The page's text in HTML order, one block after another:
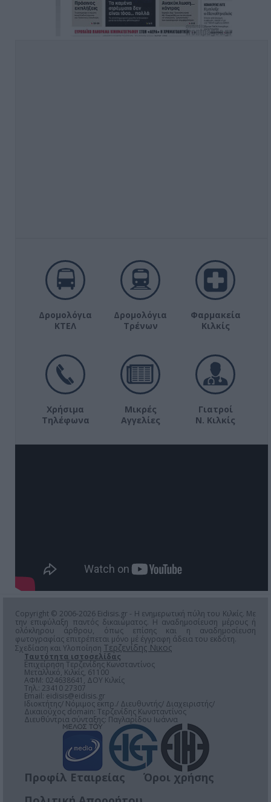
Δρομολόγια
ΚΤΕΛ
Δρομολόγια
Τρένων
Φαρμακεία
Κιλκίς
Χρήσιμα
Τηλέφωνα
Μικρές
Αγγελίες
Γιατροί
Ν. Κιλκίς
Copyright © 2006-2026 Eidisis.gr - Η ενημερωτική πύλη του Κιλκίς. Με
την επιφύλαξη παντός δικαιώματος. Η αναδημοσίευση μέρους ή
ολόκληρου άρθρου, όπως επίσης και η αναδημοσίευση
φωτογραφίας επιτρέπεται μόνο μέ έγγραφη άδεια του εκδότη.
Σχεδίαση και Υλοποίηση Τερζενίδης Νικος
Ταυτότητα ιστοσελίδας
Επιχείρηση Τερζενίδης Κωνσταντίνος
Μεταλλικό, Κιλκίς, 61100
ΑΦΜ: 024638641, ΔΟΥ Κιλκίς
Τηλ.: 23410 27307
Email: eidisis@eidisis.gr
Ιδιοκτήτης/ Νόμιμος εκπρ./ Διευθυντής/ Διαχειριστής/
Δικαιούχος domain: Τερζενίδης Κωνσταντίνος
Διευθύντρια σύνταξης: Παγλαρίδου Ιωάννα
Προφίλ Εταιρείας
Όροι χρήσης